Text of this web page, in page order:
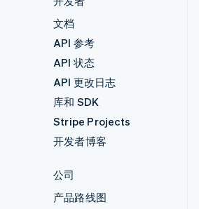
文档
API 参考
API 状态
API 更改日志
库和 SDK
Stripe Projects
开发者博客
公司
产品路线图